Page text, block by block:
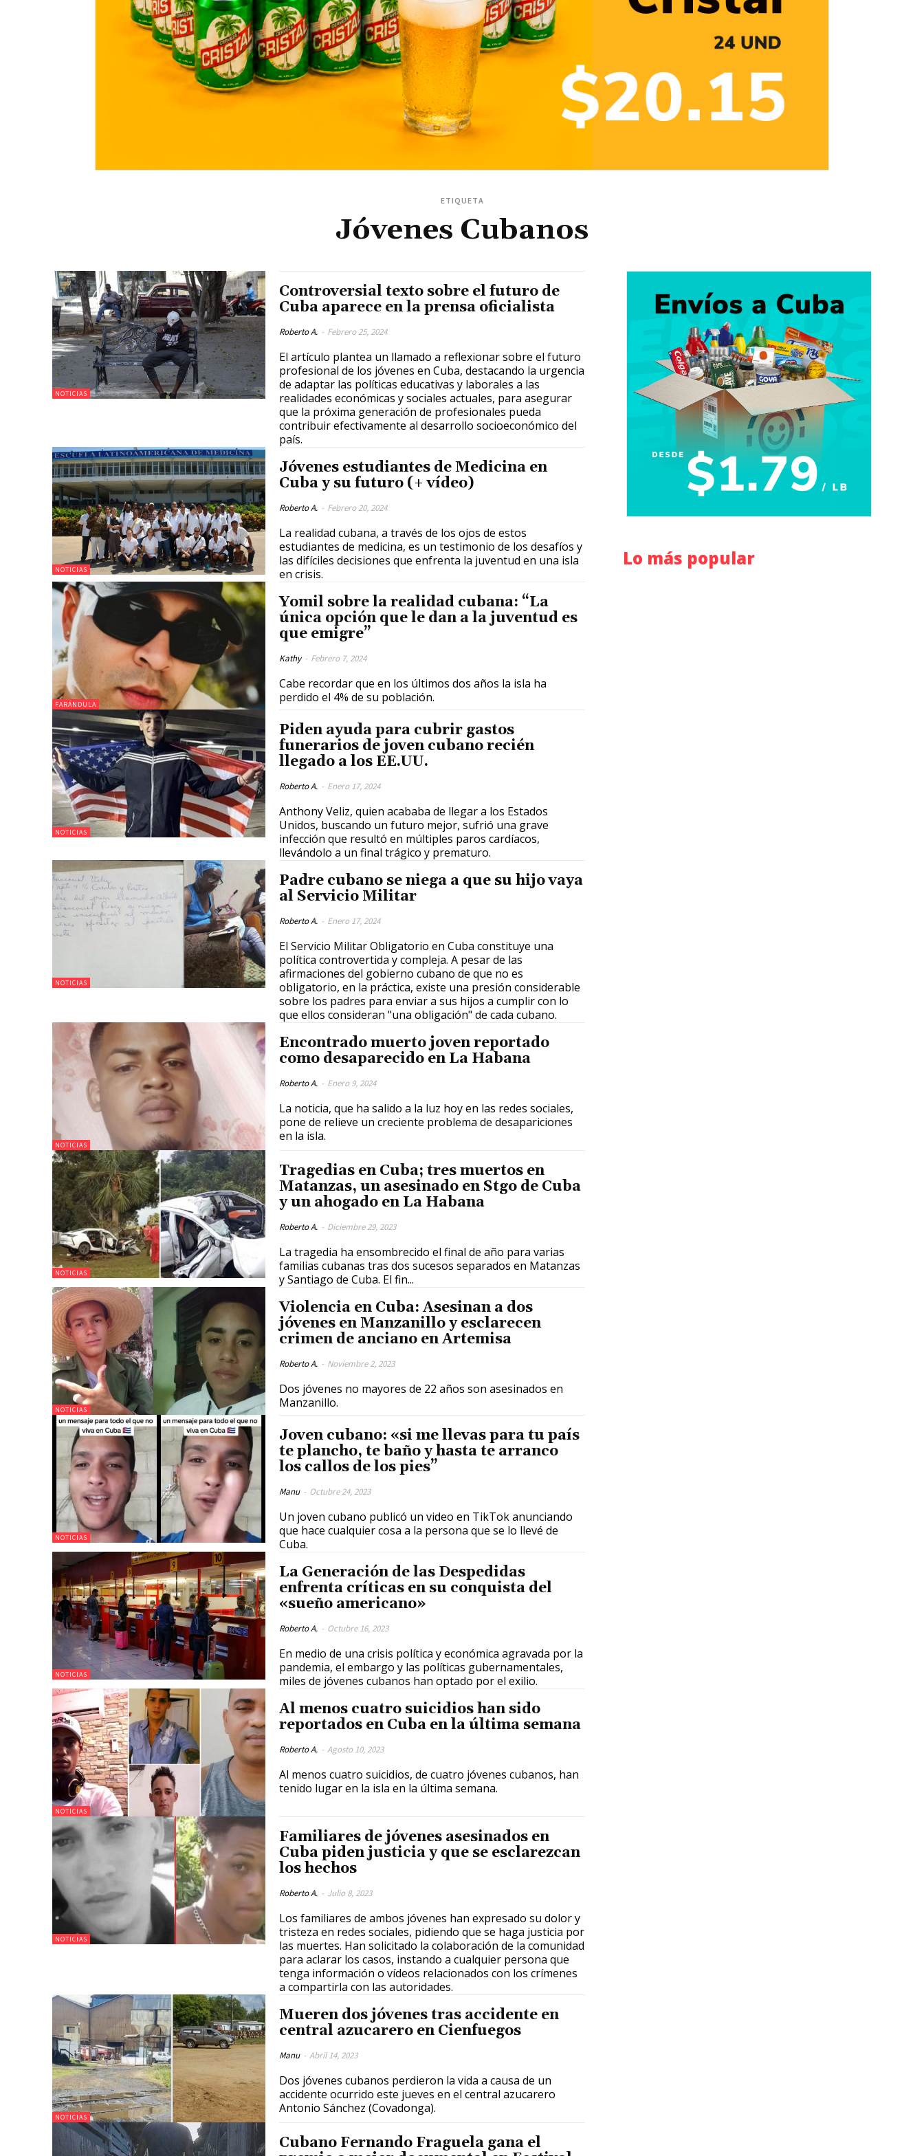
ETIQUETA
Jóvenes Cubanos
NOTICIAS
Controversial texto sobre el futuro de
Cuba aparece en la prensa oficialista
Roberto A. - Febrero 25, 2024
El artículo plantea un llamado a reflexionar sobre el futuro
profesional de los jóvenes en Cuba, destacando la urgencia
de adaptar las políticas educativas y laborales a las
realidades económicas y sociales actuales, para asegurar
que la próxima generación de profesionales pueda
contribuir efectivamente al desarrollo socioeconómico del
país.
NOTICIAS
Jóvenes estudiantes de Medicina en
Cuba y su futuro (+ vídeo)
Roberto A. - Febrero 20, 2024
La realidad cubana, a través de los ojos de estos
estudiantes de medicina, es un testimonio de los desafíos y
las difíciles decisiones que enfrenta la juventud en una isla
en crisis.
FARÁNDULA
Yomil sobre la realidad cubana: “La
única opción que le dan a la juventud es
que emigre”
Kathy - Febrero 7, 2024
Cabe recordar que en los últimos dos años la isla ha
perdido el 4% de su población.
NOTICIAS
Piden ayuda para cubrir gastos
funerarios de joven cubano recién
llegado a los EE.UU.
Roberto A. - Enero 17, 2024
Anthony Veliz, quien acababa de llegar a los Estados
Unidos, buscando un futuro mejor, sufrió una grave
infección que resultó en múltiples paros cardíacos,
llevándolo a un final trágico y prematuro.
NOTICIAS
Padre cubano se niega a que su hijo vaya
al Servicio Militar
Roberto A. - Enero 17, 2024
El Servicio Militar Obligatorio en Cuba constituye una
política controvertida y compleja. A pesar de las
afirmaciones del gobierno cubano de que no es
obligatorio, en la práctica, existe una presión considerable
sobre los padres para enviar a sus hijos a cumplir con lo
que ellos consideran "una obligación" de cada cubano.
NOTICIAS
Encontrado muerto joven reportado
como desaparecido en La Habana
Roberto A. - Enero 9, 2024
La noticia, que ha salido a la luz hoy en las redes sociales,
pone de relieve un creciente problema de desapariciones
en la isla.
NOTICIAS
Tragedias en Cuba; tres muertos en
Matanzas, un asesinado en Stgo de Cuba
y un ahogado en La Habana
Roberto A. - Diciembre 29, 2023
La tragedia ha ensombrecido el final de año para varias
familias cubanas tras dos sucesos separados en Matanzas
y Santiago de Cuba. El fin...
NOTICIAS
Violencia en Cuba: Asesinan a dos
jóvenes en Manzanillo y esclarecen
crimen de anciano en Artemisa
Roberto A. - Noviembre 2, 2023
Dos jóvenes no mayores de 22 años son asesinados en
Manzanillo.
NOTICIAS
Joven cubano: «si me llevas para tu país
te plancho, te baño y hasta te arranco
los callos de los pies”
Manu - Octubre 24, 2023
Un joven cubano publicó un video en TikTok anunciando
que hace cualquier cosa a la persona que se lo llevé de
Cuba.
NOTICIAS
La Generación de las Despedidas
enfrenta críticas en su conquista del
«sueño americano»
Roberto A. - Octubre 16, 2023
En medio de una crisis política y económica agravada por la
pandemia, el embargo y las políticas gubernamentales,
miles de jóvenes cubanos han optado por el exilio.
NOTICIAS
Al menos cuatro suicidios han sido
reportados en Cuba en la última semana
Roberto A. - Agosto 10, 2023
Al menos cuatro suicidios, de cuatro jóvenes cubanos, han
tenido lugar en la isla en la última semana.
NOTICIAS
Familiares de jóvenes asesinados en
Cuba piden justicia y que se esclarezcan
los hechos
Roberto A. - Julio 8, 2023
Los familiares de ambos jóvenes han expresado su dolor y
tristeza en redes sociales, pidiendo que se haga justicia por
las muertes. Han solicitado la colaboración de la comunidad
para aclarar los casos, instando a cualquier persona que
tenga información o vídeos relacionados con los crímenes
a compartirla con las autoridades.
NOTICIAS
Mueren dos jóvenes tras accidente en
central azucarero en Cienfuegos
Manu - Abril 14, 2023
Dos jóvenes cubanos perdieron la vida a causa de un
accidente ocurrido este jueves en el central azucarero
Antonio Sánchez (Covadonga).
Cubano Fernando Fraguela gana el
Lo más popular